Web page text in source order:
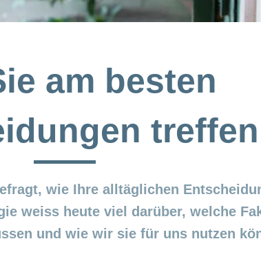
am besten
treffen
wie Ihre alltäglichen
weiss heute viel darüber, welche
und wie wir sie für uns nutzen